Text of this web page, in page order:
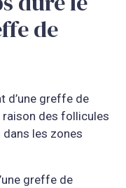
de
d’une greffe de
raison des follicules
les zones
greffe de